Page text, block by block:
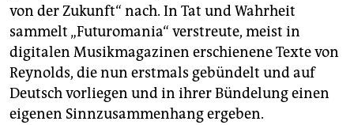
von der Zukunft“ nach. In Tat und Wahrheit
sammelt „Futuromania“ verstreute, meist in
digitalen Musikmagazinen erschienene Texte von
Reynolds, die nun erstmals gebündelt und auf
Deutsch vorliegen und in ihrer Bündelung einen
eigenen Sinnzusammenhang ergeben.